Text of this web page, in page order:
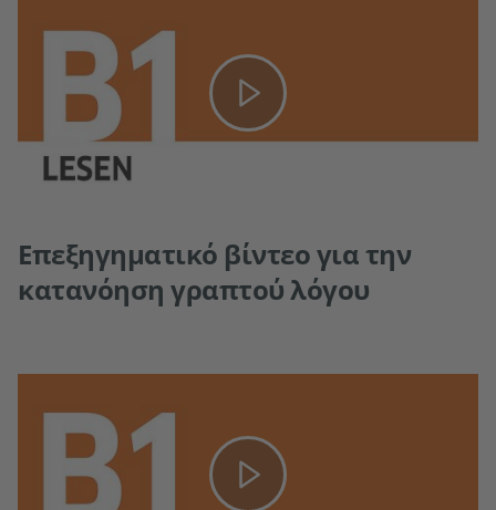
Επεξηγηματικό βίντεο για την
κατανόηση γραπτού λόγου